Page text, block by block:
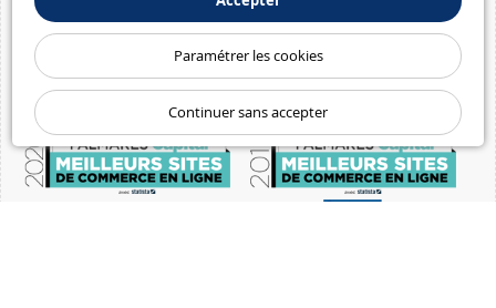
Paramétrer les cookies
Continuer sans accepter